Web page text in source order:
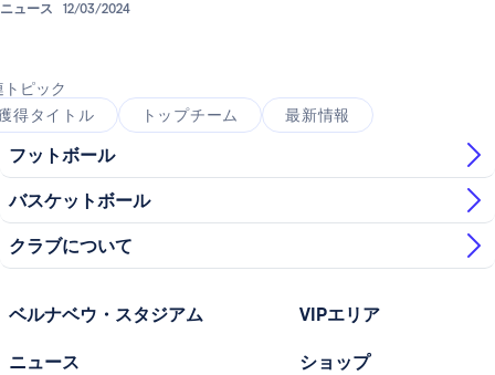
ニュース 12/03/2024
トピック
得タイトル
トップチーム 最新情報
フットボール
バスケットボール
クラブについて
ベルナベウ・スタジアム
ニュース
VIPエリア
ショップ